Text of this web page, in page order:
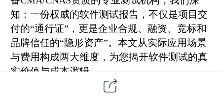
知：一份权威的软件测试报告，不仅是项目交
付的“通行证”，更是企业合规、融资、竞标和
品牌信任的“隐形资产”。本文从实际应用场景
与费用构成两大维度，为您揭开软件测试的真
实价值与成本逻辑。
一、软件测试报告的六大核心用途